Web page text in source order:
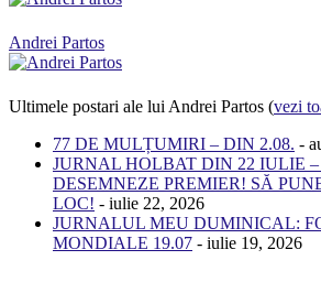
Andrei Partos
Ultimele postari ale lui Andrei Partos (vezi
77 DE MULȚUMIRI – DIN 2.08. -
JURNAL HOLBAT DIN 22 IULIE
DESEMNEZE PREMIER! SĂ
LOC! - iulie 22, 2026
JURNALUL MEU DUMINICAL:
MONDIALE 19.07 - iulie 19, 2026